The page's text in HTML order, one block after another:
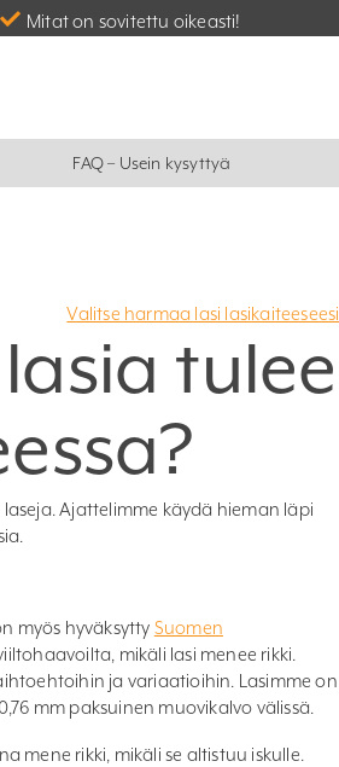
Mitat on sovitettu oikeasti!
FAQ – Usein kysyttyä
Valitse harmaa lasi lasikaiteeseesi
tulee
Ajattelimme käydä hieman läpi
myös hyväksytty Suomen
mikäli lasi menee rikki.
ja variaatioihin. Lasimme on
mm paksuinen muovikalvo välissä.
mene rikki, mikäli se altistuu iskulle.